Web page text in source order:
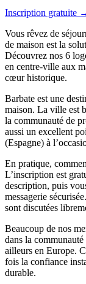
Inscription gratuite
Vous rêvez de
de maison est la
Découvrez nos 6
en centre-ville aux
cœur historique.
Barbate est une
maison. La ville est
la communauté de
aussi un excellent
(Espagne) à
En pratique,
L’inscription est
description, puis
messagerie
sont discutées
Beaucoup de nos
dans la
ailleurs en Europe.
fois la confiance
durable.